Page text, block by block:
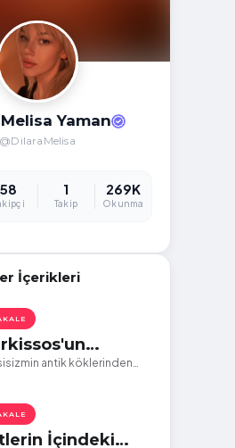
Yaman
@DilaraMelisa
58 1
Takip
269K
Okunma
İçerikleri
Dorian
İlişkileri
antik köklerinden
İçindeki